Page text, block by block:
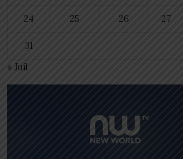
24 25 26 27
31
« Juil